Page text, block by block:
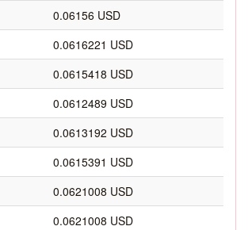
0.06156 USD
0.0616221 USD
0.0615418 USD
0.0612489 USD
0.0613192 USD
0.0615391 USD
0.0621008 USD
0.0621008 USD